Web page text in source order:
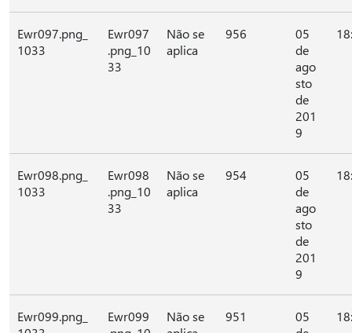
Ewr097.png_
1033
Ewr097
.png_10
33
Não se
aplica
956
05
de
ago
sto
de
201
9
Ewr098.png_
1033
Ewr098
.png_10
33
Não se
aplica
954
05
de
ago
sto
de
201
9
Ewr099.png_
Ewr099
Não se
951
05